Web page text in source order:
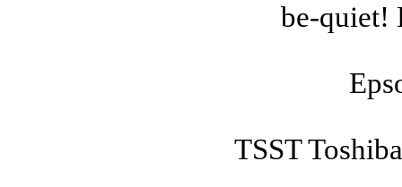
be-quiet!
TSST